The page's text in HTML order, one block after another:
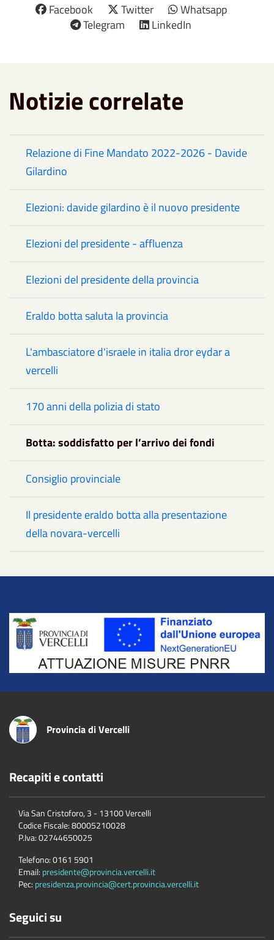
Facebook
Twitter
Whatsapp
Telegram
LinkedIn
Notizie correlate
Relazione di Fine Mandato 2022-2026 - Davide
Gilardino
Elezioni: davide gilardino è il nuovo presidente
Elezioni del presidente - affluenza
Elezioni del presidente della provincia
Eraldo botta saluta la provincia
L'ambasciatore d'israele in italia dror eydar a
vercelli
170 anni della polizia di stato
Botta: soddisfatto per l’arrivo dei fondi
Consiglio provinciale
Il presidente eraldo botta alla presentazione
della novara-vercelli
Title
Provincia di Vercelli
Recapiti e contatti
Via San Cristoforo, 3 - 13100 Vercelli
Codice Fiscale:80005210028
P.Iva:02744650025
Telefono:0161 5901
Email: presidente@provincia.vercelli.it
Pec: presidenza.provincia@cert.provincia.vercelli.it
Seguici su